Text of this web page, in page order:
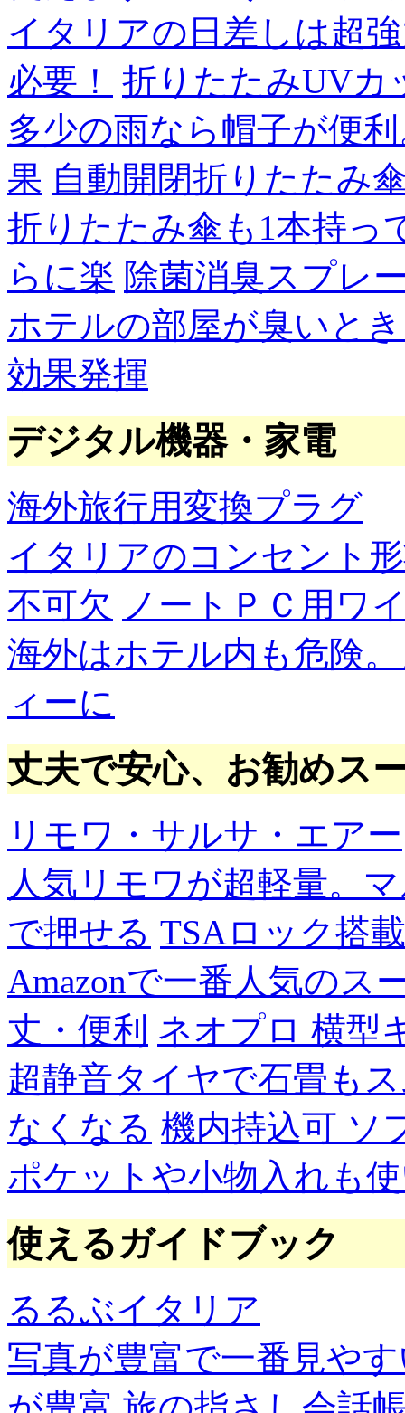
イタリアの日差しは超
必要！
折りたたみUVカ
多少の雨なら帽子が便
果 自動開閉折りたたみ
折りたたみ傘も1本持っ
らに楽 除菌消臭スプレ
ホテルの部屋が臭いと
効果発揮
デジタル機器・家電
海外旅行用変換プラグ
イタリアのコンセント
不可欠 ノートＰＣ用ワ
海外はホテル内も危険
ィーに
丈夫で安心、お勧めス
リモワ・サルサ・エアー
人気リモワが超軽量。
で押せる TSAロック搭
Amazonで一番人気のス
丈・便利 ネオプロ 横型
超静音タイヤで石畳も
なくなる 機内持込可 ソ
ポケットや小物入れも
使えるガイドブック
るるぶイタリア
写真が豊富で一番見や